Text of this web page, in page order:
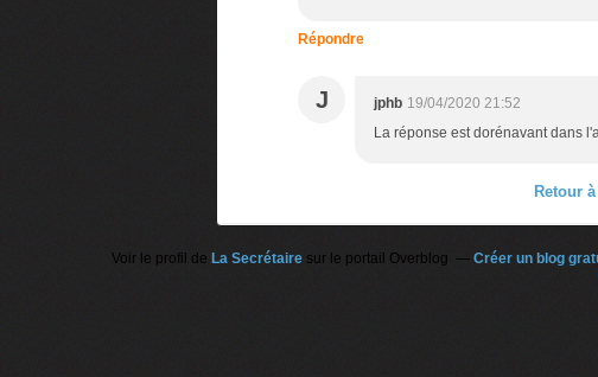
Répondre
J jphb 19/04/2020 21:52
La réponse est dorénavant dans
Retour
Voir le profil de La Secrétaire sur le portail Overblog Créer un blog